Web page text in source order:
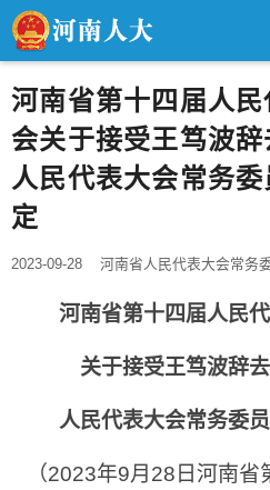
河南省第十四届人
会关于接受王笃波
人民代表大会常务
定
2023-09-28 河南省人民代表大会常务
河南省第十四届人民
关于接受王笃波辞
人民代表大会常务委
（2023年9月28日河南